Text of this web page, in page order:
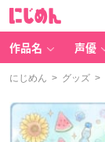
作品名 声優
にじめん > グッズ >